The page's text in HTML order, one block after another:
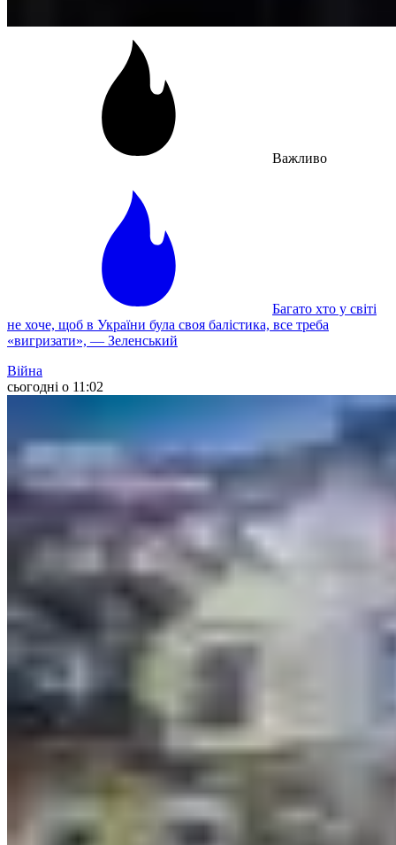
Важливо
Багато хто у світі
не хоче, щоб в України була своя балістика, все треба
«вигризати», — Зеленський
Війна
сьогодні о 11:02